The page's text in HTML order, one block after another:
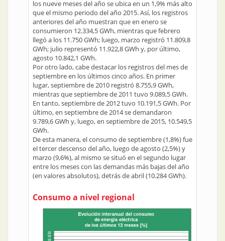
los nueve meses del año se ubica en un 1,9% más alto
que el mismo periodo del año 2015. Así, los registros
anteriores del año muestran que en enero se
consumieron 12.334,5 GWh, mientras que febrero
llegó a los 11.750 GWh; luego, marzo registró 11.809,8
GWh; julio representó 11.922,8 GWh y, por último,
agosto 10.842,1 GWh.
Por otro lado, cabe destacar los registros del mes de
septiembre en los últimos cinco años. En primer
lugar, septiembre de 2010 registró 8.755,9 GWh,
mientras que septiembre de 2011 tuvo 9.089,5 GWh.
En tanto, septiembre de 2012 tuvo 10.191,5 GWh. Por
último, en septiembre de 2014 se demandaron
9.789,6 GWh y, luego, en septiembre de 2015, 10.549,5
GWh.
De esta manera, el consumo de septiembre (1,8%) fue
el tercer descenso del año, luego de agosto (2,5%) y
marzo (9,6%), al mismo se situó en el segundo lugar
entre los meses con las demandas más bajas del año
(en valores absolutos), detrás de abril (10.284 GWh).
Consumo a nivel regional